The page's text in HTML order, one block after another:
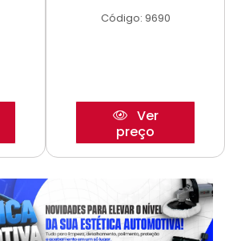
Código: 9690
Ver
preço